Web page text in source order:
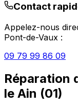
Contact
Appelez-nous
Pont-de-Vaux :
09 79 99 86 09
Réparation
le Ain (01)